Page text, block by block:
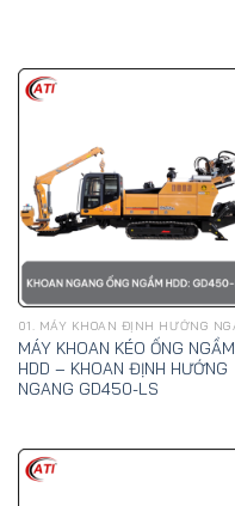
MÁY KHOAN KÉO ỐNG NGẦM
HDD – KHOAN ĐỊNH HƯỚNG
NGANG GD450-LS